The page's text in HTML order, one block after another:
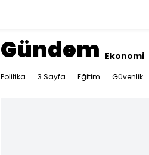
Gündem Ekonomi
Politika 3.Sayfa Eğitim Güvenlik